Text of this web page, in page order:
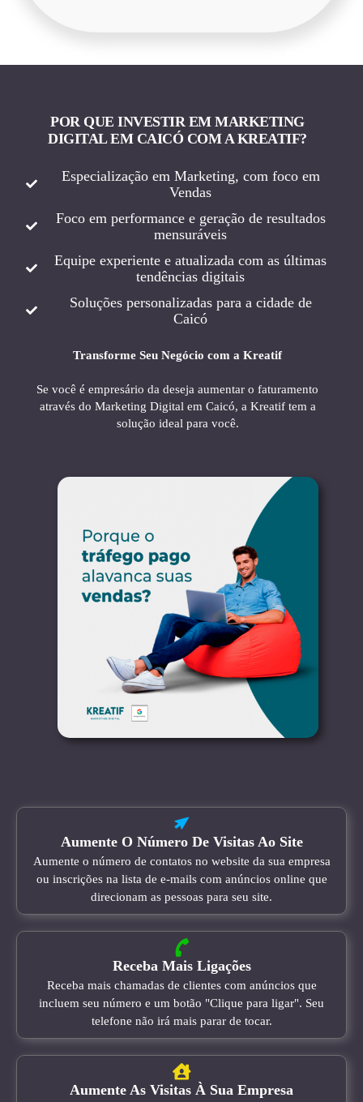
POR QUE INVESTIR EM MARKETING
DIGITAL EM CAICÓ COM A KREATIF?
Especialização em Marketing, com foco em
Vendas
Foco em performance e geração de resultados
mensuráveis
Equipe experiente e atualizada com as últimas
tendências digitais
Soluções personalizadas para a cidade de
Caicó
Transforme Seu Negócio com a Kreatif
Se você é empresário da deseja aumentar o faturamento
através do Marketing Digital em Caicó, a Kreatif tem a
solução ideal para você.
Aumente O Número De Visitas Ao Site
Aumente o número de contatos no website da sua empresa
ou inscrições na lista de e-mails com anúncios online que
direcionam as pessoas para seu site.
Receba Mais Ligações
Receba mais chamadas de clientes com anúncios que
incluem seu número e um botão "Clique para ligar". Seu
telefone não irá mais parar de tocar.
Aumente As Visitas À Sua Empresa